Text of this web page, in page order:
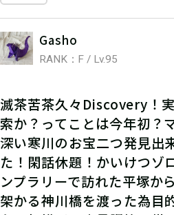
Gasho
RANK：F / Lv.95
滅茶苦茶久々Discovery！
索か？ってことは今年初？
深い寒川のお宝二つ発見出
た！閑話休題！かいけつゾ
ンプラリーで訪れた平塚か
架かる神川橋を渡った為目